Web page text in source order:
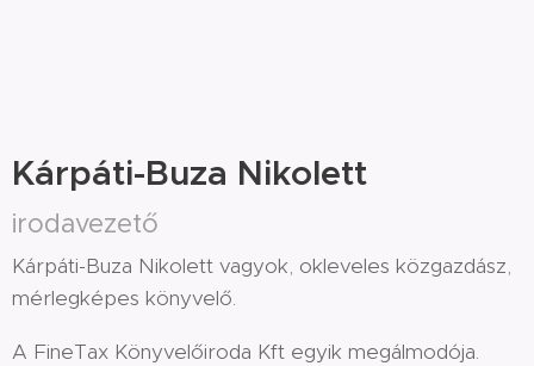
Kárpáti-Buza Nikolett
irodavezető
Kárpáti-Buza Nikolett vagyok, okleveles közgazdász,
mérlegképes könyvelő.
A FineTax Könyvelőiroda Kft egyik megálmodója.